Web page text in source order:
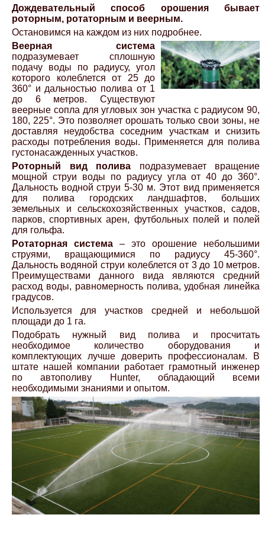
Дождевательный способ орошения бывает
роторным, ротаторным и веерным.
Остановимся на каждом из них подробнее.
Веерная система
подразумевает сплошную
подачу воды по радиусу, угол
которого колеблется от 25 до
360° и дальностью полива от 1
до 6 метров. Существуют
веерные сопла для угловых зон участка с радиусом 90,
180, 225°. Это позволяет орошать только свои зоны, не
доставляя неудобства соседним участкам и снизить
расходы потребления воды. Применяется для полива
густонасажденных участков.
Роторный вид полива подразумевает вращение
мощной струи воды по радиусу угла от 40 до 360°.
Дальность водной струи 5-30 м. Этот вид применяется
для полива городских ландшафтов, больших
земельных и сельскохозяйственных участков, садов,
парков, спортивных арен, футбольных полей и полей
для гольфа.
Ротаторная система– это орошение небольшими
струями, вращающимися по радиусу 45-360°.
Дальность водяной струи колеблется от 3 до 10 метров.
Преимуществами данного вида являются средний
расход воды, равномерность полива, удобная линейка
градусов.
Используется для участков средней и небольшой
площади до 1 га.
Подобрать нужный вид полива и просчитать
необходимое количество оборудования и
комплектующих лучше доверить профессионалам. В
штате нашей компании работает грамотный инженер
по автополиву Hunter, обладающий всеми
необходимыми знаниями и опытом.